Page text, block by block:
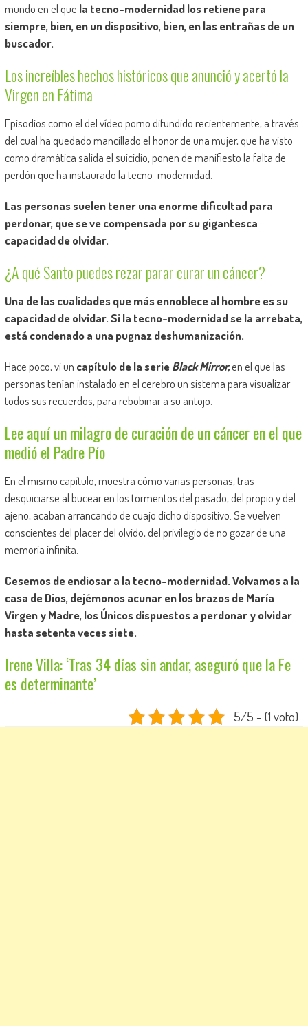
mundo en el que la tecno-modernidad los retiene para
siempre, bien, en un dispositivo, bien, en las entrañas de un
buscador.
Los increíbles hechos históricos que anunció y acertó la
Virgen en Fátima
Episodios como el del vídeo porno difundido recientemente, a través
del cual ha quedado mancillado el honor de una mujer, que ha visto
como dramática salida el suicidio, ponen de manifiesto la falta de
perdón que ha instaurado la tecno-modernidad.
Las personas suelen tener una enorme dificultad para
perdonar, que se ve compensada por su gigantesca
capacidad de olvidar.
¿A qué Santo puedes rezar parar curar un cáncer?
Una de las cualidades que más ennoblece al hombre es su
capacidad de olvidar. Si la tecno-modernidad se la arrebata,
está condenado a una pugnaz deshumanización.
Hace poco, vi un capítulo de la serieBlack Mirror,en el que las
personas tenían instalado en el cerebro un sistema para visualizar
todos sus recuerdos, para rebobinar a su antojo.
Lee aquí un milagro de curación de un cáncer en el que
medió el Padre Pío
En el mismo capítulo, muestra cómo varias personas, tras
desquiciarse al bucear en los tormentos del pasado, del propio y del
ajeno, acaban arrancando de cuajo dicho dispositivo. Se vuelven
conscientes del placer del olvido, del privilegio de no gozar de una
memoria infinita.
Cesemos de endiosar a la tecno-modernidad. Volvamos a la
casa de Dios, dejémonos acunar en los brazos de María
Virgen y Madre, los Únicos dispuestos a perdonar y olvidar
hasta setenta veces siete.
Irene Villa: ‘Tras 34 días sin andar, aseguró que la Fe
es determinante’
5/5 - (1 voto)